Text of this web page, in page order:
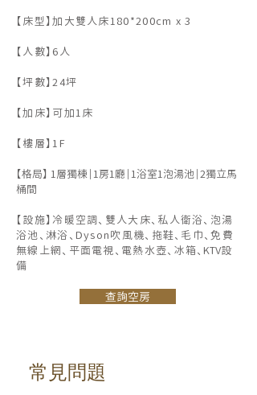
【床型】加大雙人床180*200cm x 3
【人數】6人
【坪數】24坪
【加床】可加1床
【樓層】1F
【格局】 1層獨棟｜1房1廳｜1浴室1泡湯池｜2獨立馬
桶間
【設施】冷暖空調、雙人大床、私人衛浴、泡湯
浴池、淋浴、Dyson吹風機、拖鞋、毛巾、免費
無線上網、平面電視、電熱水壺、冰箱​、 KTV設
備
查詢空房
常見問題